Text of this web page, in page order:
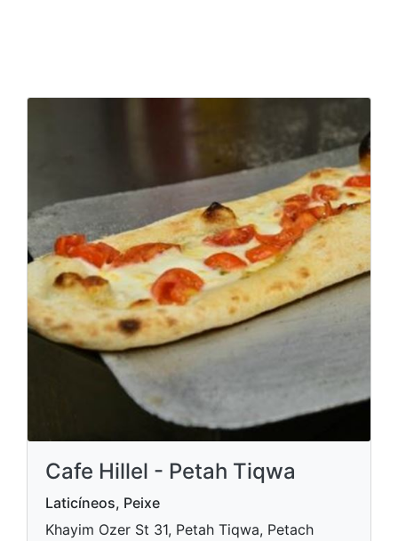
Cafe Hillel - Petah Tiqwa
Laticíneos, Peixe
Khayim Ozer St 31, Petah Tiqwa, Petach